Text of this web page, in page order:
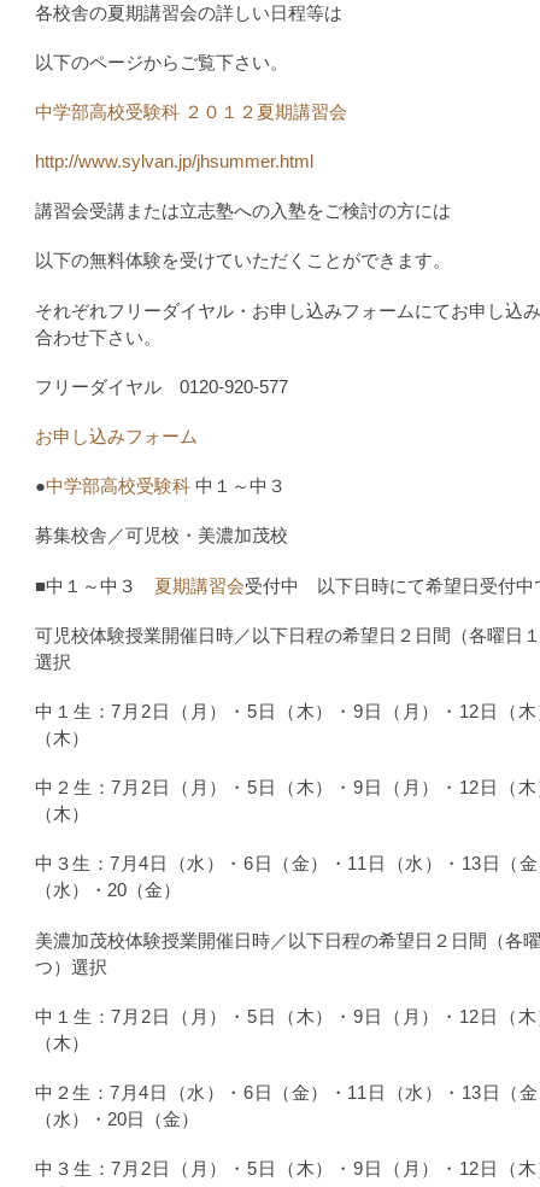
各校舎の夏期講習会の詳しい日程等は
以下のページからご覧下さい。
中学部高校受験科 ２０１２夏期講習会
http://www.sylvan.jp/jhsummer.html
講習会受講または立志塾への入塾をご検討の方には
以下の無料体験を受けていただくことができます。
それぞれフリーダイヤル・お申し込みフォームにてお申し込
合わせ下さい。
フリーダイヤル 0120-920-577
お申し込みフォーム
●中学部高校受験科 中１～中３
募集校舎／可児校・美濃加茂校
■中１～中３ 夏期講習会受付中 以下日時にて希望日受付中
可児校体験授業開催日時／以下日程の希望日２日間（各曜日
選択
中１生：7月2日（月）・5日（木）・9日（月）・12日（
（木）
中２生：7月2日（月）・5日（木）・9日（月）・12日（
（木）
中３生：7月4日（水）・6日（金）・11日（水）・13日（
（水）・20（金）
美濃加茂校体験授業開催日時／以下日程の希望日２日間（各
つ）選択
中１生：7月2日（月）・5日（木）・9日（月）・12日（
（木）
中２生：7月4日（水）・6日（金）・11日（水）・13日（
（水）・20日（金）
中３生：7月2日（月）・5日（木）・9日（月）・12日（